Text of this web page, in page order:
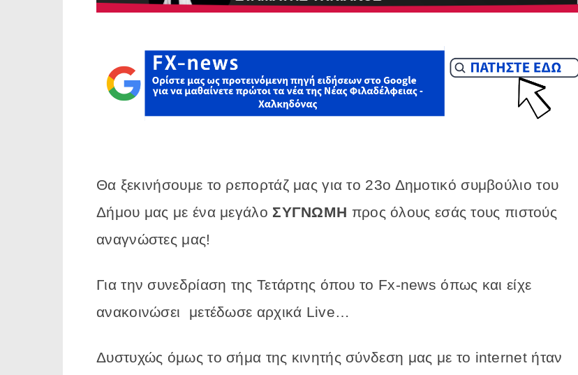
Θα ξεκινήσουμε το ρεπορτάζ μας για το 23ο Δημοτικό συμβούλιο του
Δήμου μας με ένα μεγάλο ΣΥΓΝΩΜΗ προς όλους εσάς τους πιστούς
αναγνώστες μας!
Για την συνεδρίαση της Τετάρτης όπου το Fx-news όπως και είχε
ανακοινώσει μετέδωσε αρχικά Live…
Δυστυχώς όμως το σήμα της κινητής σύνδεση μας με το internet ήταν